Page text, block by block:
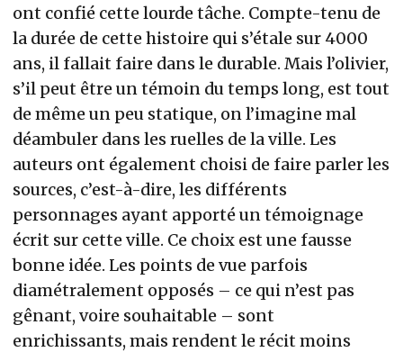
ont confié cette lourde tâche. Compte-tenu de
la durée de cette histoire qui s’étale sur 4000
ans, il fallait faire dans le durable. Mais l’olivier,
s’il peut être un témoin du temps long, est tout
de même un peu statique, on l’imagine mal
déambuler dans les ruelles de la ville. Les
auteurs ont également choisi de faire parler les
sources, c’est-à-dire, les différents
personnages ayant apporté un témoignage
écrit sur cette ville. Ce choix est une fausse
bonne idée. Les points de vue parfois
diamétralement opposés – ce qui n’est pas
gênant, voire souhaitable – sont
enrichissants, mais rendent le récit moins